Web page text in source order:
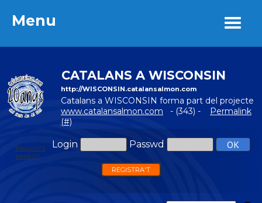
Menu
CATALANS A WISCONSIN
http://WISCONSIN.catalansalmon.com
Catalans a WISCONSIN forma part del projecte
www.catalansalmon.com - (343) -
Permalink
(#)
Login Passwd
Password
perdut?
REGISTRA'T
Menu